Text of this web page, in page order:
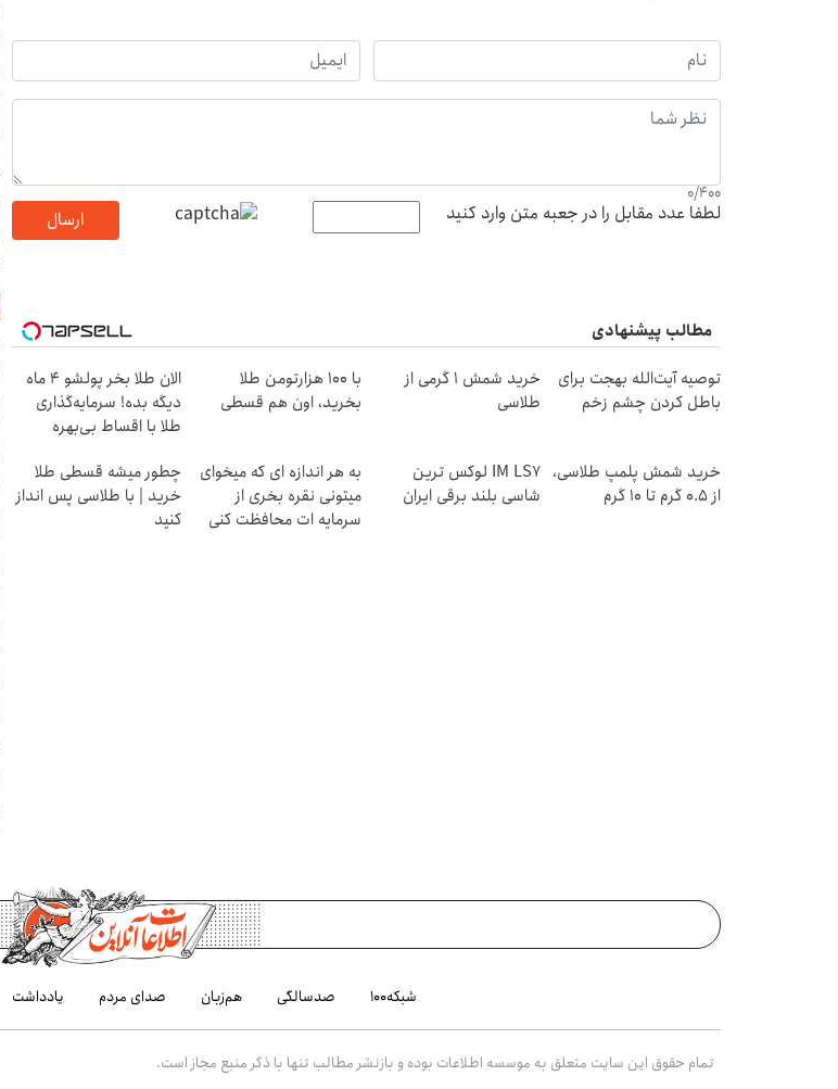
0/400
لطفا عدد مقابل را در جعبه متن وارد کنید ارسال
مطالب پیشنهادی
توصیه آیت‌الله بهجت برای
باطل کردن چشم زخم
خرید شمش 1 گرمی از
طلاسی
با ۱۰۰ هزارتومن طلا
بخرید، اون هم قسطی
الان طلا بخر پولشو 4 ماه
دیگه بده! سرمایه‌گذاری
طلا با اقساط بی‌بهره
خرید شمش پلمپ طلاسی،
از ۰.۵ گرم تا ۱۰ گرم
IM LS7 لوکس ترین
شاسی بلند برقی ایران
به هر اندازه ای که میخوای
میتونی نقره بخری از
سرمایه ات محافظت کنی
چطور میشه قسطی طلا
خرید | با طلاسی پس انداز
کنید
شبکه۱۰۰ صدسالگی هم‌زبان صدای مردم یادداشت
تمام حقوق این سایت متعلق به موسسه اطلاعات بوده و بازنشر مطالب تنها با ذکر منبع مجاز است.